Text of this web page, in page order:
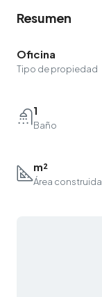
Resumen
Oficina
Tipo de propiedad
1
Baño
m²
Área construida